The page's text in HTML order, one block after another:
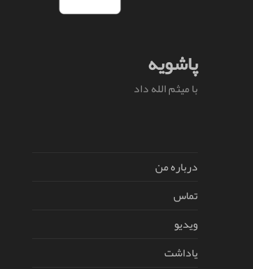
پاشویه
با میثم الله داد
درباره من
تماس
ویدیو
یاداشت